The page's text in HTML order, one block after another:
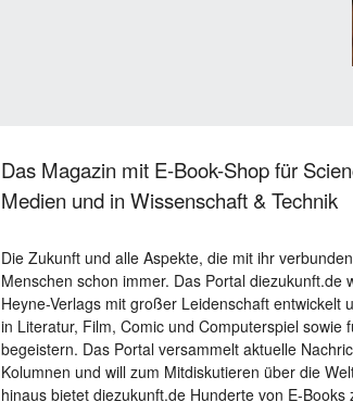
Das Magazin mit E-Book-Shop für
Medien und in Wissenschaft & Technik
Die Zukunft und alle Aspekte, die mit ihr
Menschen schon immer. Das Portal
Heyne-Verlags mit großer Leidenschaft entwickelt
in Literatur, Film, Comic und Computerspiel sowie
begeistern. Das Portal versammelt aktuelle
Kolumnen und will zum Mitdiskutieren über die
hinaus bietet diezukunft.de Hunderte von E-